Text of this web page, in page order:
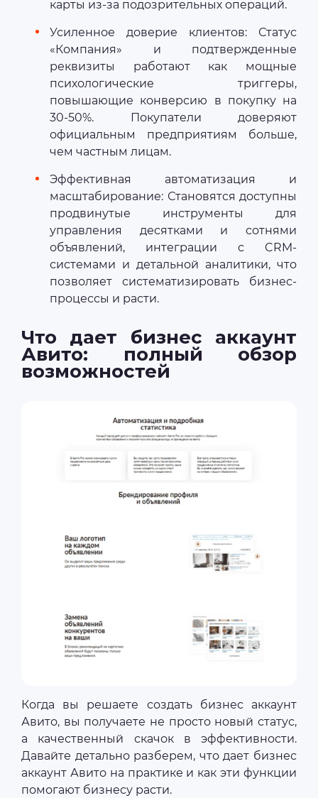
карты из-за подозрительных операций.
Усиленное доверие клиентов: Статус
«Компания» и подтвержденные
реквизиты работают как мощные
психологические триггеры,
повышающие конверсию в покупку на
30-50%. Покупатели доверяют
официальным предприятиям больше,
чем частным лицам.
Эффективная автоматизация и
масштабирование: Становятся доступны
продвинутые инструменты для
управления десятками и сотнями
объявлений, интеграции с CRM-
системами и детальной аналитики, что
позволяет систематизировать бизнес-
процессы и расти.
Что дает бизнес аккаунт
Авито: полный обзор
возможностей
Когда вы решаете создать бизнес аккаунт
Авито, вы получаете не просто новый статус,
а качественный скачок в эффективности.
Давайте детально разберем, что дает бизнес
аккаунт Авито на практике и как эти функции
помогают бизнесу расти.